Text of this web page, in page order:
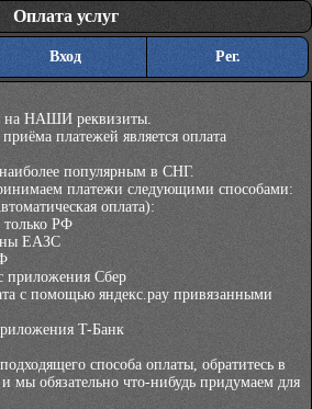
Оплата услуг
Вход Рег.
на НАШИ реквизиты.
платежей является оплата
популярным в СНГ.
платежи следующими способами:
оплата):
РФ
ЕАЗС
приложения Сбер
с помощью яндекс.pay привязанными
T-Банк
способа оплаты, обратитесь в
мы обязательно что-нибудь придумаем для